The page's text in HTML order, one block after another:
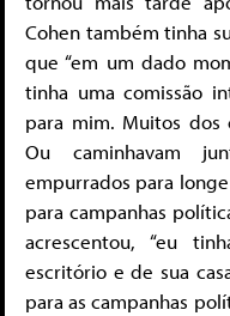
Cohen também tinha
que “em um dado
tinha uma comissão
para mim. Muitos dos
Ou caminhavam
empurrados para
para campanhas
acrescentou, “eu
escritório e de sua
para as campanhas